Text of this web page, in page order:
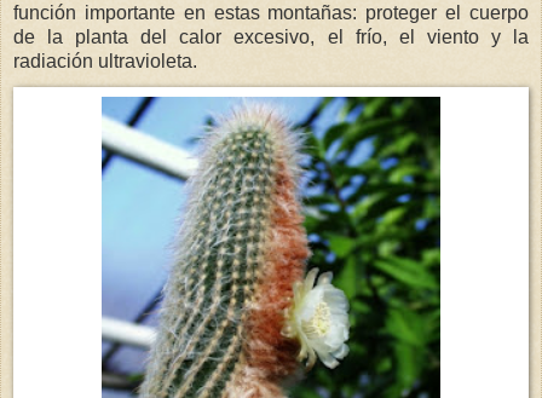
función importante en estas montañas: proteger el cuerpo
de la planta del calor excesivo, el frío, el viento y la
radiación ultravioleta.